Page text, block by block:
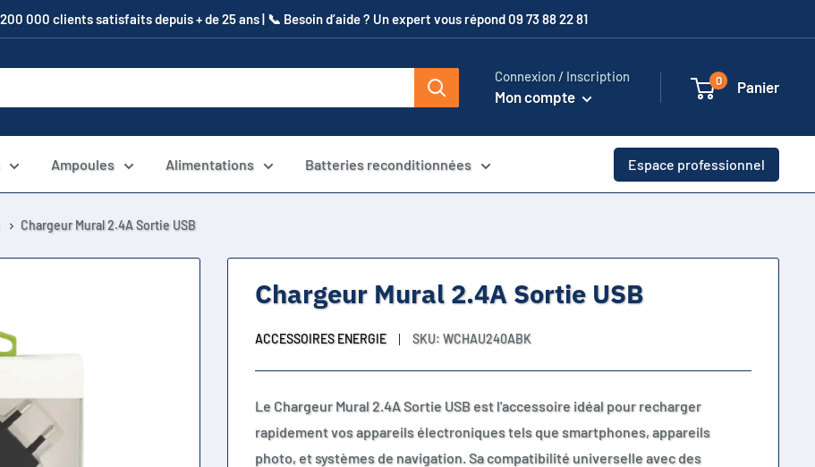
000 clients satisfaits depuis + de 25 ans | 📞​ Besoin d’aide ? Un expert vous répond 09 73 88 22 81
Connexion / Inscription
Mon compte
0 Panier
Ampoules Alimentations Batteries reconditionnées Espace professionnel
Chargeur Mural 2.4A Sortie USB
Chargeur Mural 2.4A Sortie USB
ACCESSOIRES ENERGIE SKU: WCHAU240ABK
Le Chargeur Mural 2.4A Sortie USB est l'accessoire idéal pour recharger
rapidement vos appareils électroniques tels que smartphones, appareils
photo, et systèmes de navigation. Sa compatibilité universelle avec des